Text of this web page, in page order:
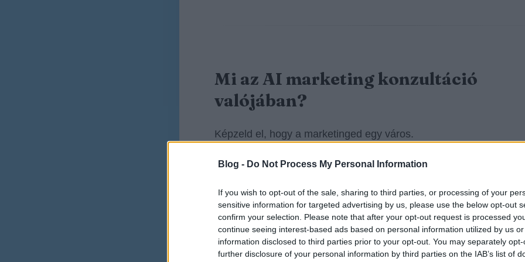
Blog - Do Not Process My Personal Information
If you wish to opt-out of the sale, sharing to third parties, or processing of your
sensitive information for targeted advertising by us, please use the below opt-out
confirm your selection. Please note that after your opt-out request is processed
continue seeing interest-based ads based on personal information utilized by us
information disclosed to third parties prior to your opt-out. You may separately
further disclosure of your personal information by third parties on the IAB’s list of
Mi az AI marketing konzultáció
valójában?
Képzeld el, hogy a marketinged egy város.
Vannakforgalmas utcák(organikus csatornák, márka-
visszatérő vásárlók).
Vannakdugók (dráguló CPC, alacsony konverzió, gyenge
pontszám).
Vannakeltévedt turisták(rossz célzás, félreértett keresési